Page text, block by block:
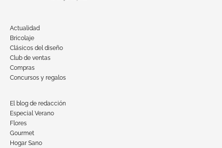
Actualidad
Bricolaje
Clásicos del diseño
Club de ventas
Compras
Concursos y regalos
El blog de redacción
Especial Verano
Flores
Gourmet
Hogar Sano